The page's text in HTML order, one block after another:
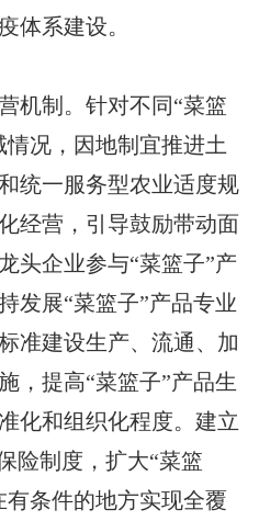
体系建设。
制。针对不同“菜篮
况，因地制宜推进土
统一服务型农业适度规
经营，引导鼓励带动面
头企业参与“菜篮子”产
发展“菜篮子”产品专业
准建设生产、流通、加
，提高“菜篮子”产品生
化和组织化程度。建立
险制度，扩大“菜篮
条件的地方实现全覆